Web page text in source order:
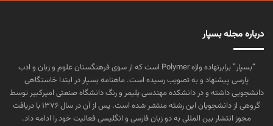
درباره مجله بسپار
“بسپار” برابرنهاده واژه Polymer است که از سوی فرهنگستان علوم و زبان و ادب
پارسی پیشنهاد و به تصویب رسیده است. ماهنامه بسپار در ابتدا خاستگاهی
دانشجویی داشته و در دانشکده مهندسی پلیمر و رنگ دانشگاه صنعتی امیرکبیر توسط
گروهی از دانشجویان این رشته منتشر شده است. پس از آن در سال ۱۳۷۶ با دریافت
مجوز انتشار بین المللی به دو زبان فارسی و انگلیسی فعالیت خود را ادامه داد.